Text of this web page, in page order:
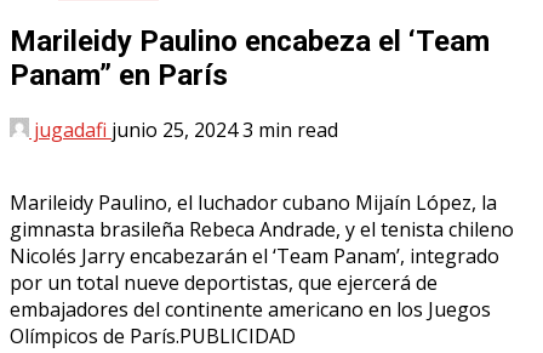
Marileidy Paulino encabeza el ‘Team
Panam” en París
jugadafi junio 25, 20243 min read
Marileidy Paulino, el luchador cubano Mijaín López, la
gimnasta brasileña Rebeca Andrade, y el tenista chileno
Nicolés Jarry encabezarán el ‘Team Panam’, integrado
por un total nueve deportistas, que ejercerá de
embajadores del continente americano en los Juegos
Olímpicos de París.PUBLICIDAD